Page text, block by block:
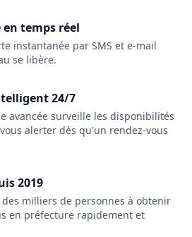
temps réel
instantanée par SMS et e-mail
se libère.
24/7
avancée surveille les disponibilités
alerter dès qu'un rendez-vous
2019
des milliers de personnes à obtenir
en préfecture rapidement et